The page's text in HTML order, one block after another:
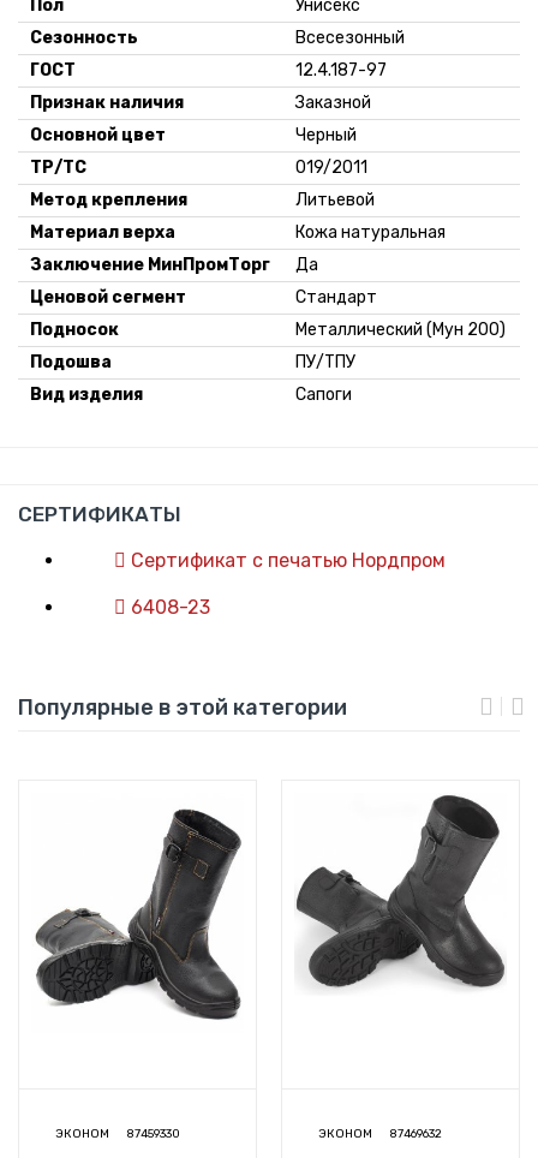
Пол
Унисекс
Сезонность
Всесезонный
ГОСТ
12.4.187-97
Признак наличия
Заказной
Основной цвет
Черный
ТР/ТС
019/2011
Метод крепления
Литьевой
Материал верха
Кожа натуральная
Заключение МинПромТорг
Да
Ценовой сегмент
Стандарт
Подносок
Металлический (Мун 200)
Подошва
ПУ/ТПУ
Вид изделия
Сапоги
СЕРТИФИКАТЫ
Сертификат с печатью Нордпром
6408-23
Популярные в этой категории
ЭКОНОМ 87459330 ЭКОНОМ 87469632